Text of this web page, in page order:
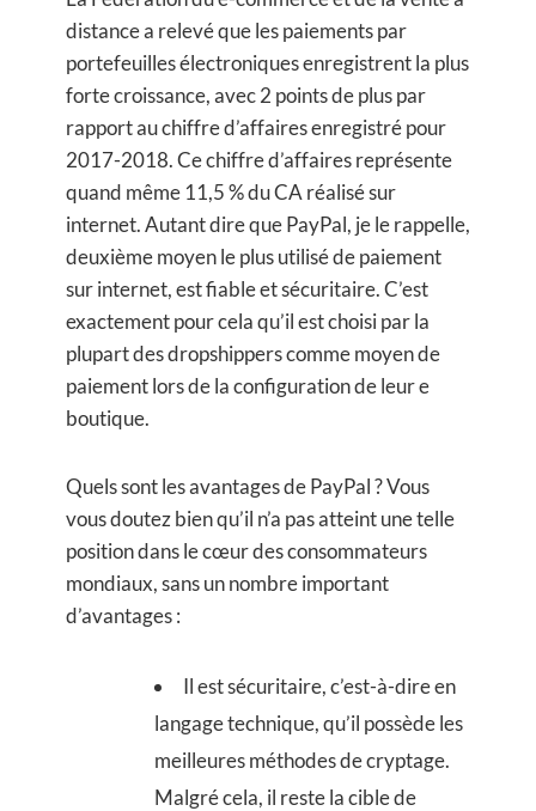
distance a relevé que les paiements par
portefeuilles électroniques enregistrent la plus
forte croissance, avec 2 points de plus par
rapport au chiffre d’affaires enregistré pour
2017-2018. Ce chiffre d’affaires représente
quand même 11,5 % du CA réalisé sur
internet. Autant dire que PayPal, je le rappelle,
deuxième moyen le plus utilisé de paiement
sur internet, est fiable et sécuritaire. C’est
exactement pour cela qu’il est choisi par la
plupart des dropshippers comme moyen de
paiement lors de la configuration de leur e
boutique.
Quels sont les avantages de PayPal ? Vous
vous doutez bien qu’il n’a pas atteint une telle
position dans le cœur des consommateurs
mondiaux, sans un nombre important
d’avantages :
Il est sécuritaire, c’est-à-dire en
langage technique, qu’il possède les
meilleures méthodes de cryptage.
Malgré cela, il reste la cible de